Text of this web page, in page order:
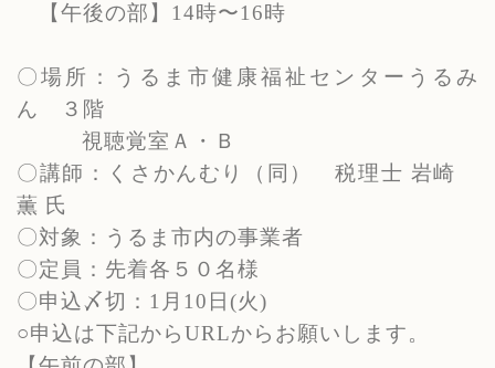
【午後の部】 14時〜16時
〇場所：うるま市健康福祉センターうるみ
ん ３階
視聴覚室Ａ・Ｂ
〇講師：くさかんむり（同） 税理士 岩崎
薫 氏
〇対象：うるま市内の事業者
〇定員：先着各５０名様
〇申込〆切： 1 月 10 日 (火)
○申込は下記からURLからお願いします。